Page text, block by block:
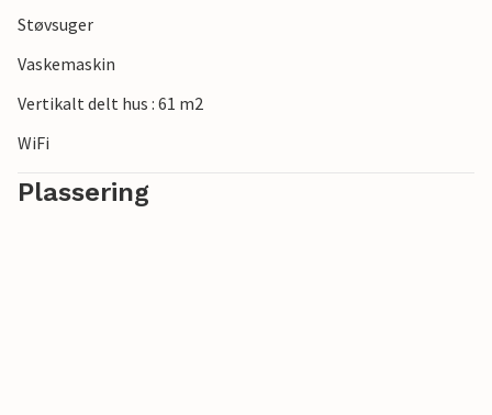
Støvsuger
Vaskemaskin
Vertikalt delt hus : 61 m2
WiFi
Plassering